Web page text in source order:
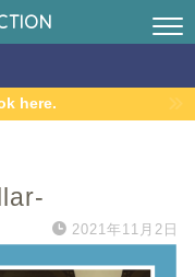
here.
2021年11月2日